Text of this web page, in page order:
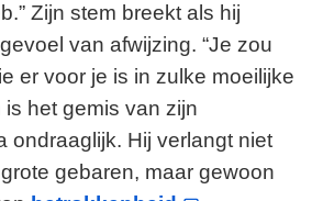
Zijn stem breekt als hij
van afwijzing. “Je zou
er voor je is in zulke moeilijke
is het gemis van zijn
ondraaglijk. Hij verlangt niet
gebaren, maar gewoon